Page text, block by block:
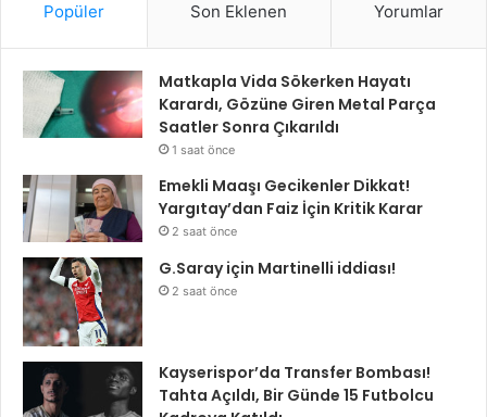
Popüler Son Eklenen Yorumlar
Matkapla Vida Sökerken Hayatı
Karardı, Gözüne Giren Metal Parça
Saatler Sonra Çıkarıldı
1 saat önce
Emekli Maaşı Gecikenler Dikkat!
Yargıtay’dan Faiz İçin Kritik Karar
2 saat önce
G.Saray için Martinelli iddiası!
2 saat önce
Kayserispor’da Transfer Bombası!
Tahta Açıldı, Bir Günde 15 Futbolcu